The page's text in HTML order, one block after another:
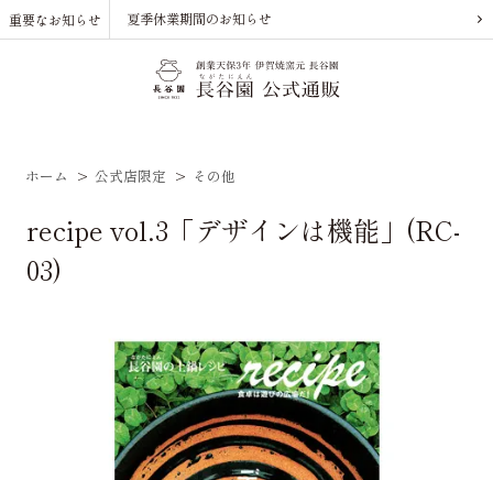
重要なお知らせ 夏季休業期間のお知らせ
ホーム > 公式店限定 > その他
recipe vol.3「デザインは機能」(RC-
03)